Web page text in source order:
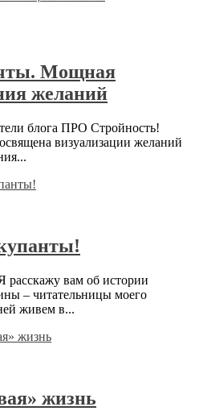
Мощная
желаний
блога ПРО Стройность!
визуализации желаний
расскажу вам об истории
– читательницы моего
живем в...
жизнь